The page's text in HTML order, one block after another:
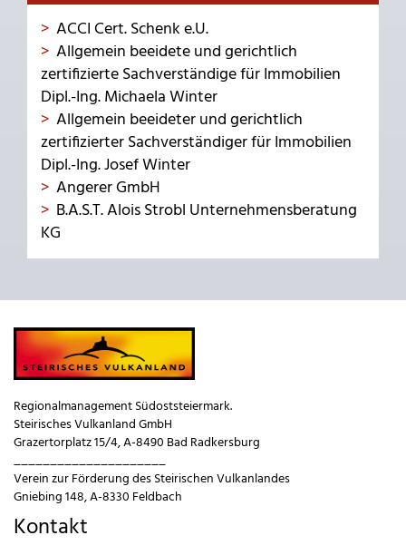
ACCI Cert. Schenk e.U.
Allgemein beeidete und gerichtlich
zertifizierte Sachverständige für Immobilien
Dipl.-Ing. Michaela Winter
Allgemein beeideter und gerichtlich
zertifizierter Sachverständiger für Immobilien
Dipl.-Ing. Josef Winter
Angerer GmbH
B.A.S.T. Alois Strobl Unternehmensberatung
KG
Regionalmanagement Südoststeiermark.
Steirisches Vulkanland GmbH
Grazertorplatz 15/4, A-8490 Bad Radkersburg
_____________________
Verein zur Förderung des Steirischen Vulkanlandes
Gniebing 148, A-8330 Feldbach
Kontakt